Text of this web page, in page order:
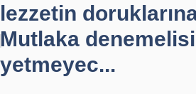
lezzetin doruklarına
Mutlaka
yetmeyec...